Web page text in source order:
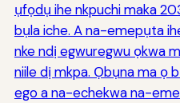
ụfọdụ ihe nkpuchi maka
bụla iche. A na-emepụta
nke ndị egwuregwu ọkwa
niile dị mkpa. Ọbụna ma ọ
ego a na-echekwa na-